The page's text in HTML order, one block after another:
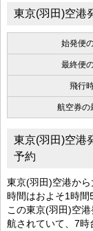
東京(羽田)空港
始発便
最終便
飛行
航空券の
東京(羽田)空港
予約
東京(羽田)空港か
時間はおよそ1時間
この東京(羽田)空
航されていて、7時